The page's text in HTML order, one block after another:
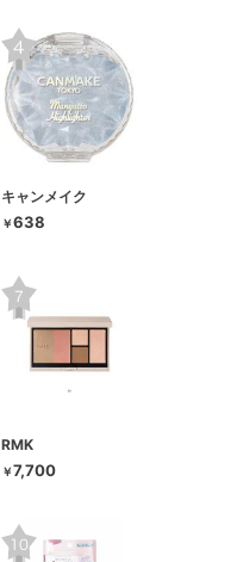
キャンメイク
￥638
RMK
￥7,700